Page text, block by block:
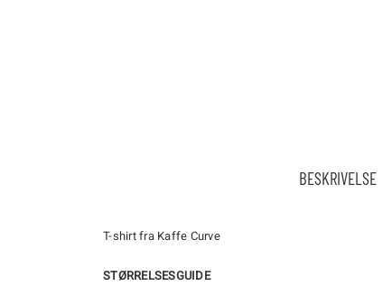
BESKRIVELSE
T-shirt fra Kaffe Curve
STØRRELSESGUIDE